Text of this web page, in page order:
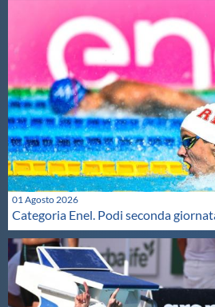
01 Agosto 2026
Categoria Enel. Podi seconda